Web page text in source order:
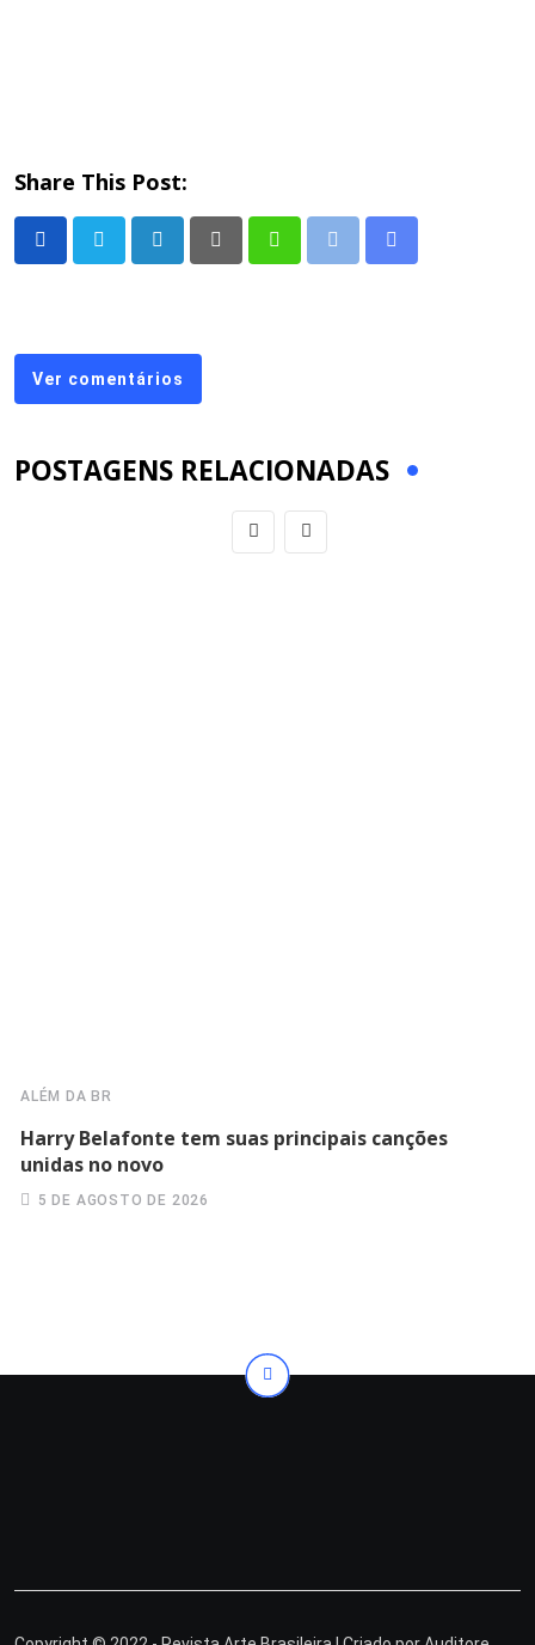
Share This Post:
Ver comentários
POSTAGENS RELACIONADAS
ALÉM DA BR
Harry Belafonte tem suas principais canções
unidas no novo
5 DE AGOSTO DE 2026